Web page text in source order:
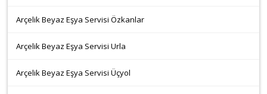
Arçelik Beyaz Eşya Servisi Özkanlar
Arçelik Beyaz Eşya Servisi Urla
Arçelik Beyaz Eşya Servisi Üçyol